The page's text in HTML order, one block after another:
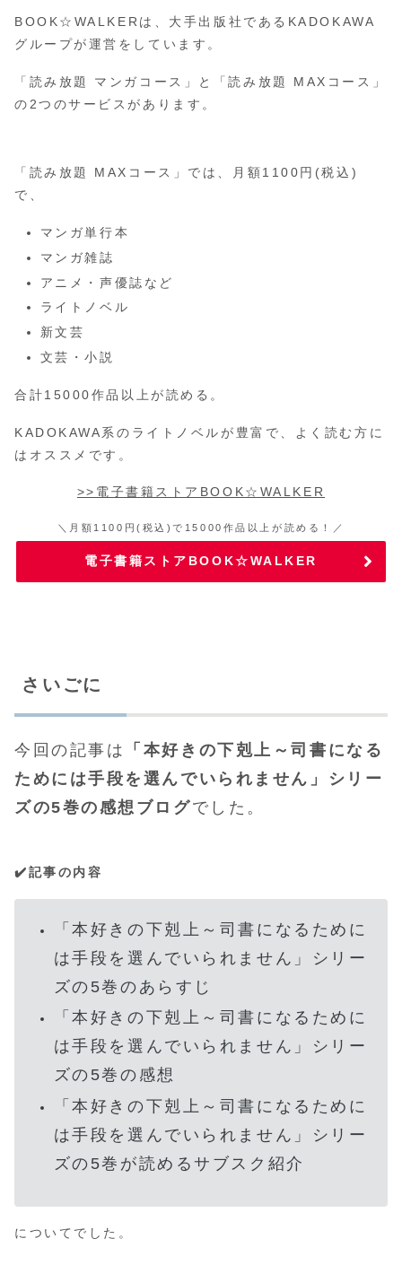
BOOK☆WALKERは、大手出版社であるKADOKAWA
グループが運営をしています。
「読み放題 マンガコース」と「読み放題 MAXコース」
の2つのサービスがあります。
「読み放題 MAXコース」では、月額1100円(税込)
で、
マンガ単行本
マンガ雑誌
アニメ・声優誌など
ライトノベル
新文芸
文芸・小説
合計15000作品以上が読める。
KADOKAWA系のライトノベルが豊富で、よく読む方に
はオススメです。
>>電子書籍ストアBOOK☆WALKER
＼月額1100円(税込)で15000作品以上が読める！／
電子書籍ストアBOOK☆WALKER
さいごに
今回の記事は
「本好きの下剋上～司書になる
ためには手段を選んでいられません」シリー
ズの5巻の感想ブログでした。
✔️記事の内容
「本好きの下剋上～司書になるために
は手段を選んでいられません」シリー
ズの5巻のあらすじ
「本好きの下剋上～司書になるために
は手段を選んでいられません」シリー
ズの5巻の感想
「本好きの下剋上～司書になるために
は手段を選んでいられません」シリー
ズの5巻が読めるサブスク紹介
についてでした。